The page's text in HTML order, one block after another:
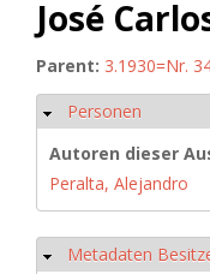
José
Parent: 3.1930=Nr.
Ausblenden
Personen
Autoren dieser
Peralta, Alejandro
Ausblenden
Metadaten